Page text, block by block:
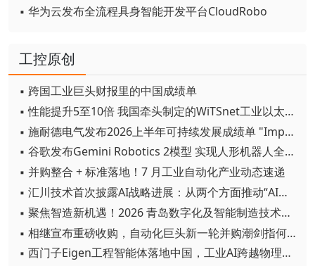
▪ 华为云发布全流程具身智能开发平台CloudRobo
工控原创
▪ 跨国工业巨头财报里的中国成绩单
▪ 性能提升5至10倍 我国牵头制定的WiTSnet工业以太网国际标准正式发布
▪ 施耐德电气发布2026上半年可持续发展成绩单 "Impact 2030"路线图开局稳健
▪ 谷歌发布Gemini Robotics 2模型 实现人形机器人全身智能控制突破
▪ 并购整合 + 标准落地！7 月工业自动化产业动态速递
▪ 汇川技术首次披露AI战略进展：从两个方面推动“AI业务化”落地
▪ 聚焦智造新机遇！2026 青岛数字化及智能制造技术论坛圆满落幕
▪ 相继宣布重磅收购，自动化巨头新一轮并购潮剑指何方？
▪ 西门子Eigen工程智能体落地中国，工业AI跨越物理世界“确定性”拐点